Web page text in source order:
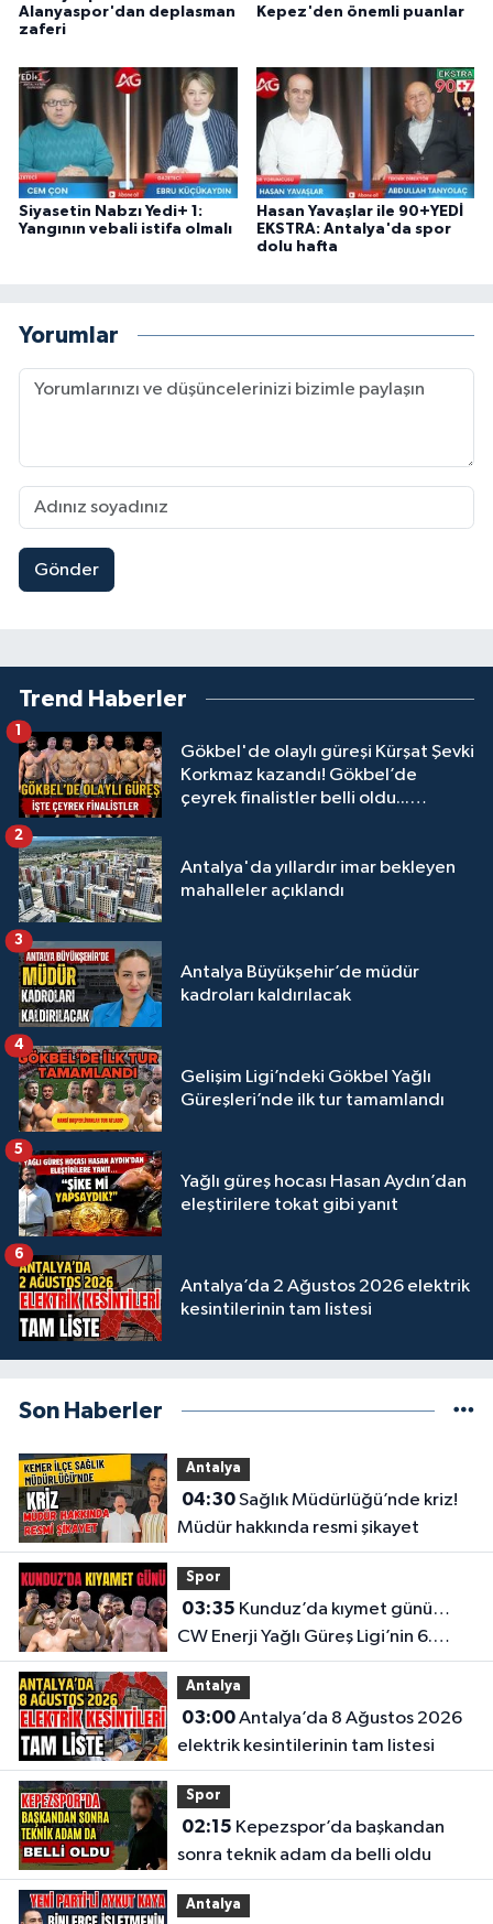
Alanyaspor'dan deplasman
zaferi
Kepez'den önemli puanlar
Siyasetin Nabzı Yedi+ 1:
Yangının vebali istifa olmalı
Hasan Yavaşlar ile 90+YEDİ
EKSTRA: Antalya'da spor
dolu hafta
Yorumlar
Gönder
Trend Haberler
Gökbel'de olaylı güreşi Kürşat Şevki
Korkmaz kazandı! Gökbel’de
çeyrek finalistler belli oldu...
1
Antalya'da yıllardır imar bekleyen
mahalleler açıklandı
2
Antalya Büyükşehir’de müdür
kadroları kaldırılacak
3
Gelişim Ligi’ndeki Gökbel Yağlı
Güreşleri’nde ilk tur tamamlandı
4
Yağlı güreş hocası Hasan Aydın’dan
eleştirilere tokat gibi yanıt
5
Antalya’da 2 Ağustos 2026 elektrik
kesintilerinin tam listesi
6
Son Haberler
Antalya
04:30Sağlık Müdürlüğü’nde kriz!
Müdür hakkında resmi şikayet
Spor
03:35
CW Enerji Yağlı Güreş Ligi’nin 6.
Etabı öncesi nefesler tutuldu
Antalya
03:00Antalya’da 8 Ağustos 2026
elektrik kesintilerinin tam listesi
Spor
02:15
sonra teknik adam da belli oldu
Antalya